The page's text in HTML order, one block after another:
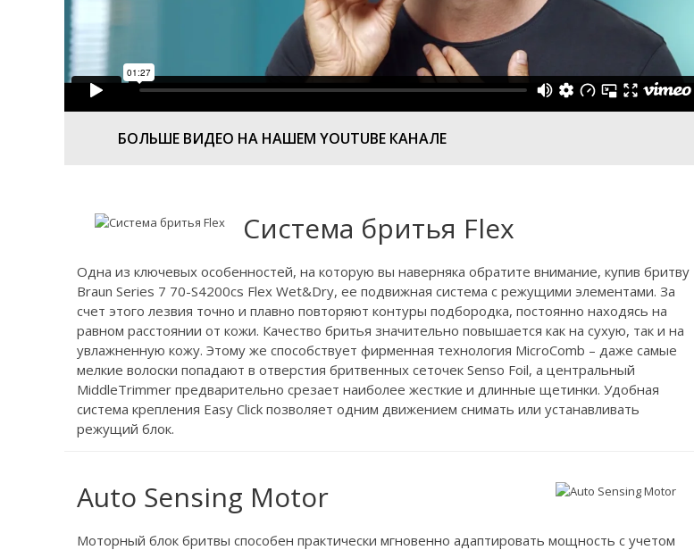
БОЛЬШЕ ВИДЕО НА НАШЕМ YOUTUBE КАНАЛЕ
Система бритья Flex
Одна из ключевых особенностей, на которую вы наверняка обратите внимание, купив бритву
Braun Series 7 70-S4200cs Flex Wet&Dry, ее подвижная система с режущими элементами. За
счет этого лезвия точно и плавно повторяют контуры подбородка, постоянно находясь на
равном расстоянии от кожи. Качество бритья значительно повышается как на сухую, так и на
увлажненную кожу. Этому же способствует фирменная технология MicroComb – даже самые
мелкие волоски попадают в отверстия бритвенных сеточек Senso Foil, а центральный
MiddleTrimmer предварительно срезает наиболее жесткие и длинные щетинки. Удобная
система крепления Easy Click позволяет одним движением снимать или устанавливать
режущий блок.
Auto Sensing Motor
Моторный блок бритвы способен практически мгновенно адаптировать мощность с учетом